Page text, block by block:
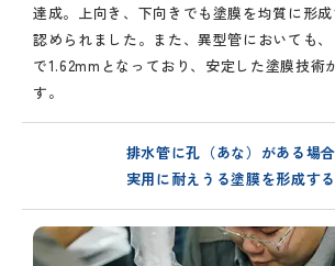
達成。上向き、下向きでも塗膜を均質に形
認められました。また、異型管においても
で1.62mmとなっており、安定した塗膜技術
す。
排水管に孔（あな）がある場
実用に耐えうる塗膜を形成す